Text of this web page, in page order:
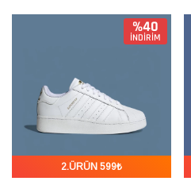
%40
İNDİRİM
2.ÜRÜN 599₺